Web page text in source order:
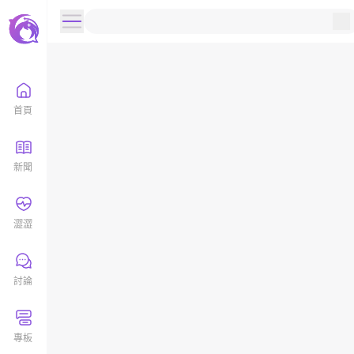
首頁
新聞
澀澀
討論
專板